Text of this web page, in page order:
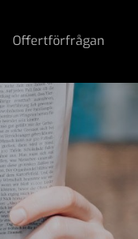
Offertförfrågan